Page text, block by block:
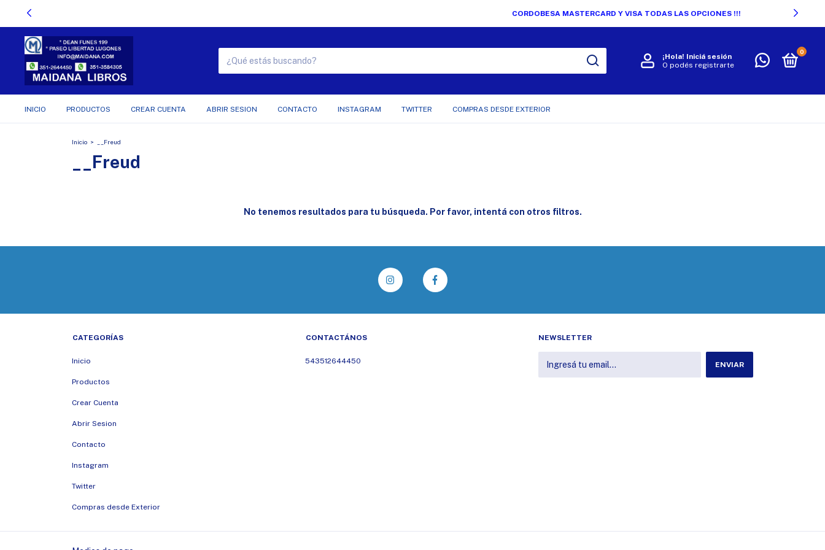
CORDOBESA MASTERCARD Y VISA TODAS LAS OPCIONES !!!
¡Hola! Iniciá sesión
O podés registrarte
0
INICIO PRODUCTOS CREAR CUENTA ABRIR SESION CONTACTO INSTAGRAM TWITTER COMPRAS DESDE EXTERIOR
Inicio > __Freud
__Freud
No tenemos resultados para tu búsqueda. Por favor, intentá con otros filtros.
CATEGORÍAS
Inicio
Productos
Crear Cuenta
Abrir Sesion
Contacto
Instagram
Twitter
Compras desde Exterior
CONTACTÁNOS
543512644450
NEWSLETTER